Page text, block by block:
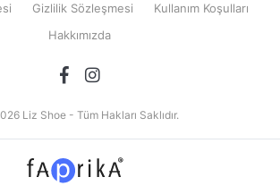
Gizlilik Sözleşmesi
Kullanım Koşulları
Hakkımızda
Liz Shoe - Tüm Hakları Saklıdır.